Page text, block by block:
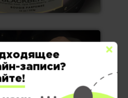
записи?